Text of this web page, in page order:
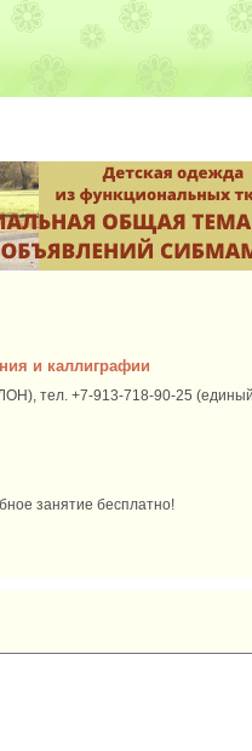
и каллиграфии
тел. +7-913-718-90-25
занятие бесплатно!